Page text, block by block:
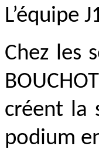
L’équipe
Chez les
créent la
podium